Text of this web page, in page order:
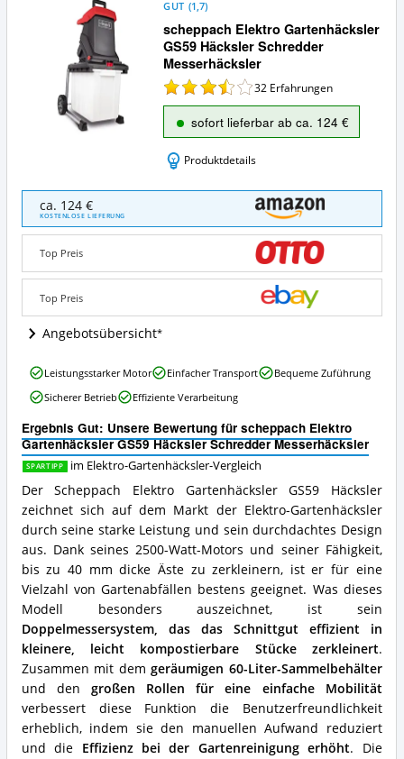
scheppach Elektro Gartenhäcksler
GS59 Häcksler Schredder
Messerhäcksler
GUT (1,7)
32 Erfahrungen
sofort lieferbar ab ca. 124 €
Produktdetails
scheppach
Elektro
Gartenhäcksler
GS59
Häcksler
Schredder
Messerhäcksler
Angebote:
Wo
ist
Elektro-
Gartenhäcksler
erhältlich?
ca. 124 €
KOSTENLOSE LIEFERUNG
Top Preis
Top Preis
Angebotsübersicht
Ergebnis Gut: Unsere Bewertung für scheppach Elektro
Gartenhäcksler GS59 Häcksler Schredder Messerhäcksler
SPARTIPP im Elektro-Gartenhäcksler-Vergleich
Der Scheppach Elektro Gartenhäcksler GS59 Häcksler
zeichnet sich auf dem Markt der Elektro-Gartenhäcksler
durch seine starke Leistung und sein durchdachtes Design
aus. Dank seines 2500-Watt-Motors und seiner Fähigkeit,
bis zu 40 mm dicke Äste zu zerkleinern, ist er für eine
Vielzahl von Gartenabfällen bestens geeignet. Was dieses
Modell besonders auszeichnet, ist sein
Doppelmessersystem, das das Schnittgut effizient in
kleinere, leicht kompostierbare Stücke zerkleinert.
Zusammen mit demgeräumigen 60-Liter-Sammelbehälter
und dengroßen Rollen für eine einfache Mobilität
verbessert diese Funktion die Benutzerfreundlichkeit
erheblich, indem sie den manuellen Aufwand reduziert
und die Effizienz bei der Gartenreinigung erhöht. Die
scheppach
Elektro
Gartenhäcksler
Häcksler
Schredder
Messerhäcksler
Vorteile:
Was
spricht
für
diesen
Elektro-
Gartenhäcksler?
Leistungsstarker Motor Einfacher Transport
Bequeme Zuführung
Sicherer Betrieb
Effiziente Verarbeitung